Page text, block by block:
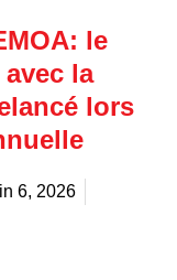
le
la
lors
6, 2026